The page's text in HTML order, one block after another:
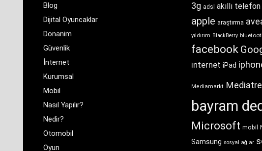
Blog
Dijital Oyuncaklar
Donanim
Güvenlik
İnternet
Kurumsal
Mobil
Nasıl Yapılır?
Nedir?
Otomobil
Oyun
3g adsl akıllı telefon
apple araştırma
yıldırım BlackBerry
facebook
internet iPad
Mediamarkt
bayram
Microsoft mobil
Samsung sosyal ağlar